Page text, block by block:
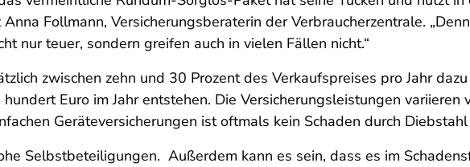
Follmann, Versicherungsberaterin der Verbraucherzentrale.
nur teuer, sondern greifen auch in vielen Fällen nicht.“
zwischen zehn und 30 Prozent des Verkaufspreises pro Jahr
Euro im Jahr entstehen. Die Versicherungsleistungen
Geräteversicherungen ist oftmals kein Schaden durch
Selbstbeteiligungen. Außerdem kann es sein, dass es im